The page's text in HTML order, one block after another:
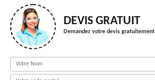
DEVIS GRATUIT
Demandez votre devis gratuitement